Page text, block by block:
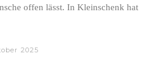
offen lässt. In Kleinschenk hat
2025